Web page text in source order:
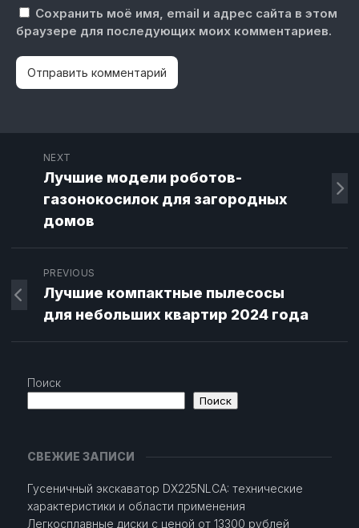
Сохранить моё имя, email и адрес сайта в этом
браузере для последующих моих комментариев.
NEXT
Лучшие модели роботов-
газонокосилок для загородных
домов
PREVIOUS
Лучшие компактные пылесосы
для небольших квартир 2024 года
Поиск
Поиск
СВЕЖИЕ ЗАПИСИ
Гусеничный экскаватор DX225NLCA: технические
характеристики и области применения
Легкосплавные диски с ценой от 13300 рублей